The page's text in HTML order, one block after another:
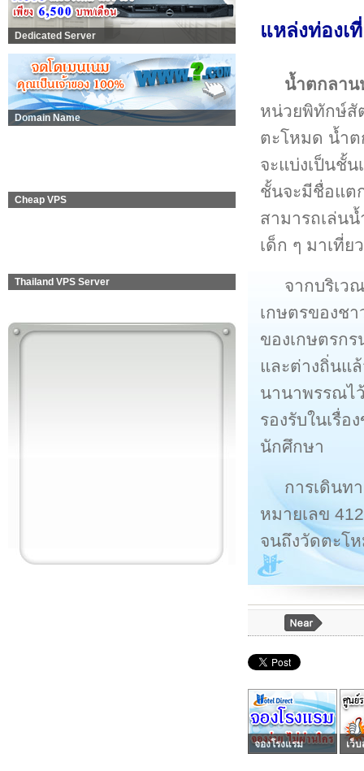
Dedicated Server
Domain Name
Cheap VPS
Thailand VPS Server
แหล่งท่องเ
น้ำตกลา
หน่วยพิทักษ์สั
ตะโหมด น้ำ
จะแบ่งเป็นชั้
ชั้นจะมีชื่อแต
สามารถเล่น
เด็ก ๆ มาเที่
จากบริเว
เกษตรของช
ของเกษตรก
และต่างถิ่นแ
นานาพรรณไ
รองรับในเรื่
นักศึกษา
การเดินท
หมายเลข
จนถึงวัดตะโ
จองโรงแรม เว็